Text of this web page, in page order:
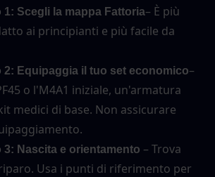
1: Scegli la mappa Fattoria– È più
ai principianti e più facile da
2: Equipaggia il tuo set economico–
o l'M4A1 iniziale, un'armatura
medici di base. Non assicurare
3: Nascita e orientamento – Trova
Usa i punti di riferimento per